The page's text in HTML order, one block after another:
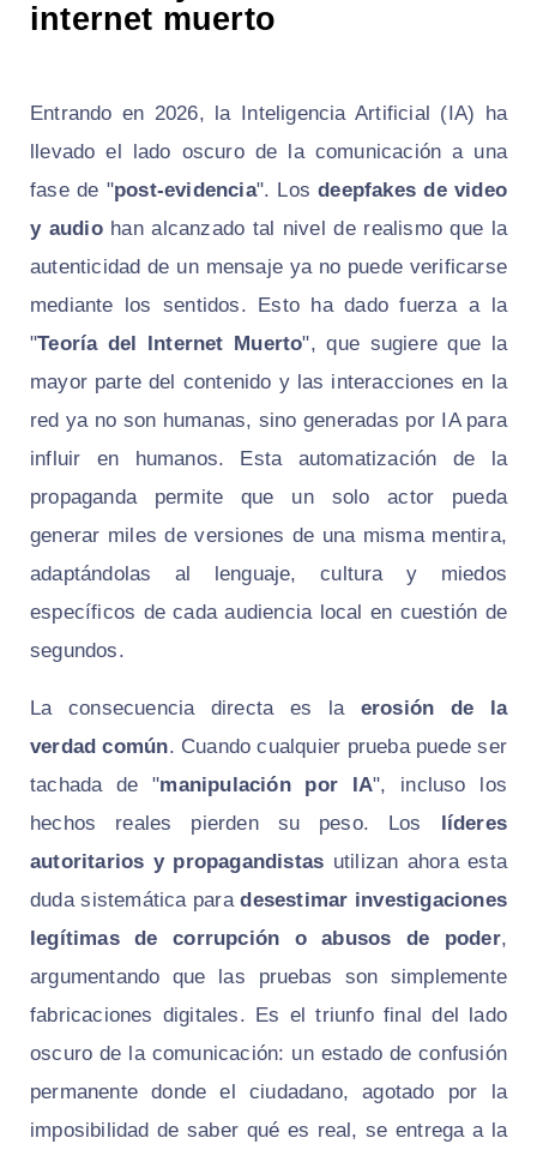
internet muerto
Entrando en 2026, la Inteligencia Artificial (IA) ha
llevado el lado oscuro de la comunicación a una
fase de "post-evidencia". Losdeepfakes de video
y audiohan alcanzado tal nivel de realismo que la
autenticidad de un mensaje ya no puede verificarse
mediante los sentidos. Esto ha dado fuerza a la
"Teoría del Internet Muerto", que sugiere que la
mayor parte del contenido y las interacciones en la
red ya no son humanas, sino generadas por IA para
influir en humanos. Esta automatización de la
propaganda permite que un solo actor pueda
generar miles de versiones de una misma mentira,
adaptándolas al lenguaje, cultura y miedos
específicos de cada audiencia local en cuestión de
segundos.
La consecuencia directa es la erosión de la
verdad común. Cuando cualquier prueba puede ser
tachada de "manipulación por IA", incluso los
hechos reales pierden su peso. Los líderes
autoritarios y propagandistas utilizan ahora esta
duda sistemática paradesestimar investigaciones
legítimas de corrupción o abusos de poder,
argumentando que las pruebas son simplemente
fabricaciones digitales. Es el triunfo final del lado
oscuro de la comunicación: un estado de confusión
permanente donde el ciudadano, agotado por la
imposibilidad de saber qué es real, se entrega a la